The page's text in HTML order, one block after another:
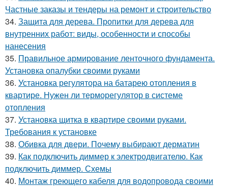
Частные заказы и тендеры на ремонт и строительство
34. Защита для дерева. Пропитки для дерева для
внутренних работ: виды, особенности и способы
нанесения
35. Правильное армирование ленточного фундамента.
Установка опалубки своими руками
36. Установка регулятора на батарею отопления в
квартире. Нужен ли терморегулятор в системе
отопления
37. Установка щитка в квартире своими руками.
Требования к установке
38. Обивка для двери. Почему выбирают дерматин
39. Как подключить диммер к электродвигателю. Как
подключить диммер. Схемы
40. Монтаж греющего кабеля для водопровода своими